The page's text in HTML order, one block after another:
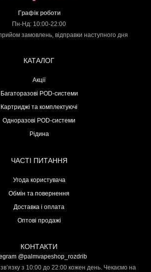
Графік роботи
Пн-Нд: 10:00-22:00
замовлень, відправки наступного дня
КАТАЛОГ
Акції
Багаторазові POD-системи
Картриджі та комплектуючі
Одноразові POD-системи
Рідина
ЧАСТІ ПИТАННЯ
Угода користувача
Обмін та повернення
Доставка і оплата
Оптові продажі
КОНТАКТИ
@palmvapeshop_rozdrib
з 10:00 до 22:00 кожен день. Чекаємо на